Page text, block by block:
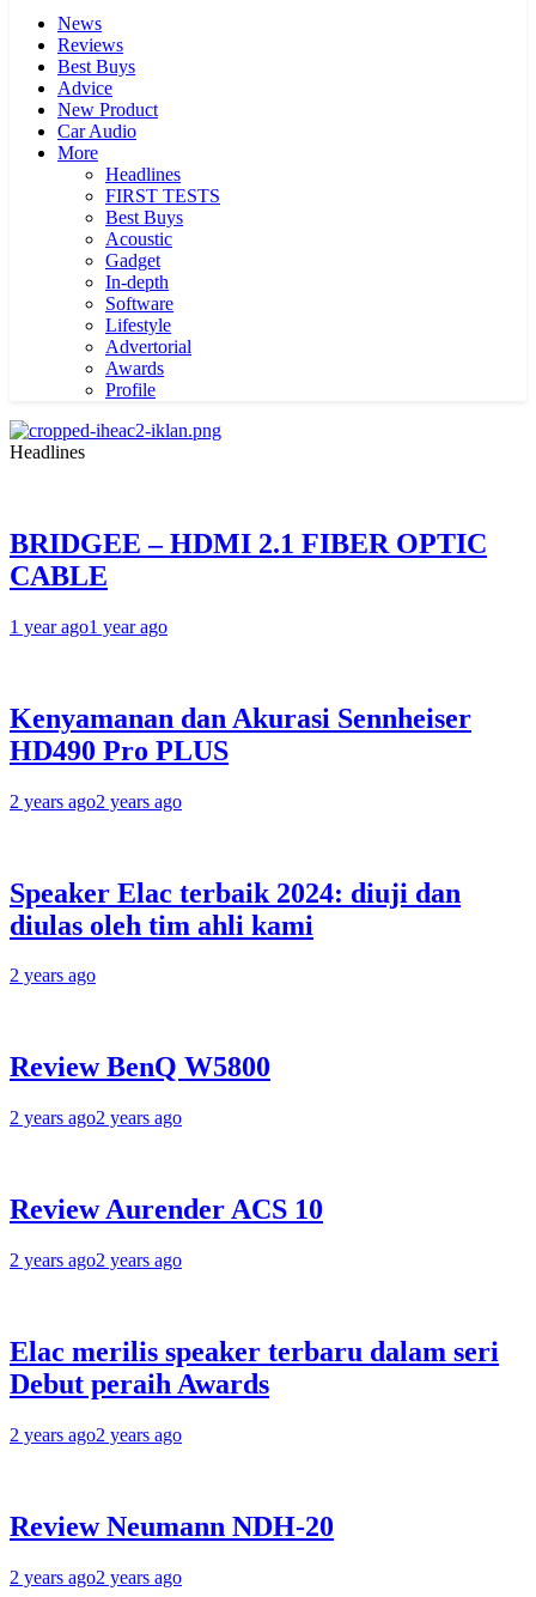
News
Reviews
Best Buys
Advice
New Product
Car Audio
More
Headlines
FIRST TESTS
Best Buys
Acoustic
Gadget
In-depth
Software
Lifestyle
Advertorial
Awards
Profile
Headlines
BRIDGEE – HDMI 2.1 FIBER OPTIC
CABLE
1 year ago1 year ago
Kenyamanan dan Akurasi Sennheiser
HD490 Pro PLUS
2 years ago2 years ago
Speaker Elac terbaik 2024: diuji dan
diulas oleh tim ahli kami
2 years ago
Review BenQ W5800
2 years ago2 years ago
Review Aurender ACS 10
2 years ago2 years ago
Elac merilis speaker terbaru dalam seri
Debut peraih Awards
2 years ago2 years ago
Review Neumann NDH-20
2 years ago2 years ago